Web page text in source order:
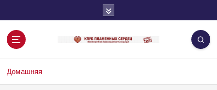
к
Домашняя